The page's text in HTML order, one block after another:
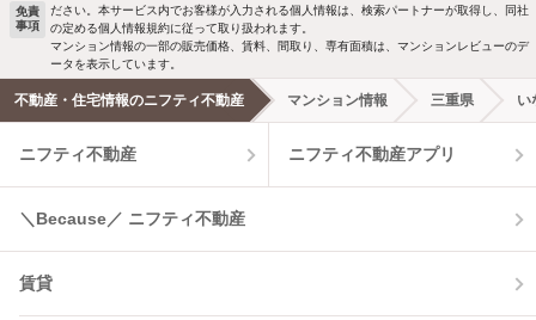
免責
事項
ださい。本サービス内でお客様が入力される個人情報は、検索パートナーが取得し、同社
の定める個人情報規約に従って取り扱われます。
マンション情報の一部の販売価格、賃料、間取り、専有面積は、マンションレビューのデ
ータを表示しています。
不動産・住宅情報のニフティ不動産 マンション情報 三重県 い
ニフティ不動産 ニフティ不動産アプリ
＼Because／ ニフティ不動産
賃貸